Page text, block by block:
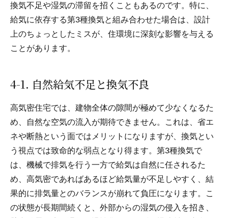
換気不足や湿気の滞留を招くこともあるのです。特に、
給気に依存する第3種換気と組み合わせた場合は、設計
上のちょっとしたミスが、住環境に深刻な影響を与える
ことがあります。
4-1. 自然給気不足と換気不良
高気密住宅では、建物全体の隙間が極めて少なくなるた
め、自然な空気の流入が期待できません。これは、省エ
ネや断熱という面ではメリットになりますが、換気とい
う視点では致命的な弱点となり得ます。第3種換気で
は、機械で排気を行う一方で給気は自然に任されるた
め、高気密であればあるほど給気量が不足しやすく、結
果的に排気量とのバランスが崩れて負圧になります。こ
の状態が長期間続くと、外部からの湿気の侵入を招き、